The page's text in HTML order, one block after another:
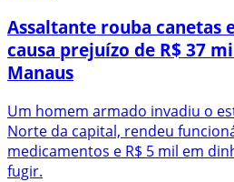
Assaltante rouba canetas
causa prejuízo de R$ 37
Manaus
Um homem armado invadiu o
Norte da capital, rendeu
medicamentos e R$ 5 mil em
fugir.